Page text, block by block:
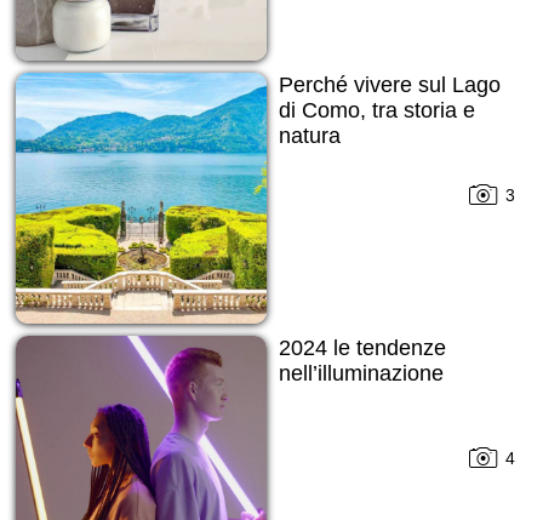
Perché vivere sul Lago
di Como, tra storia e
natura
3
2024 le tendenze
nell’illuminazione
4